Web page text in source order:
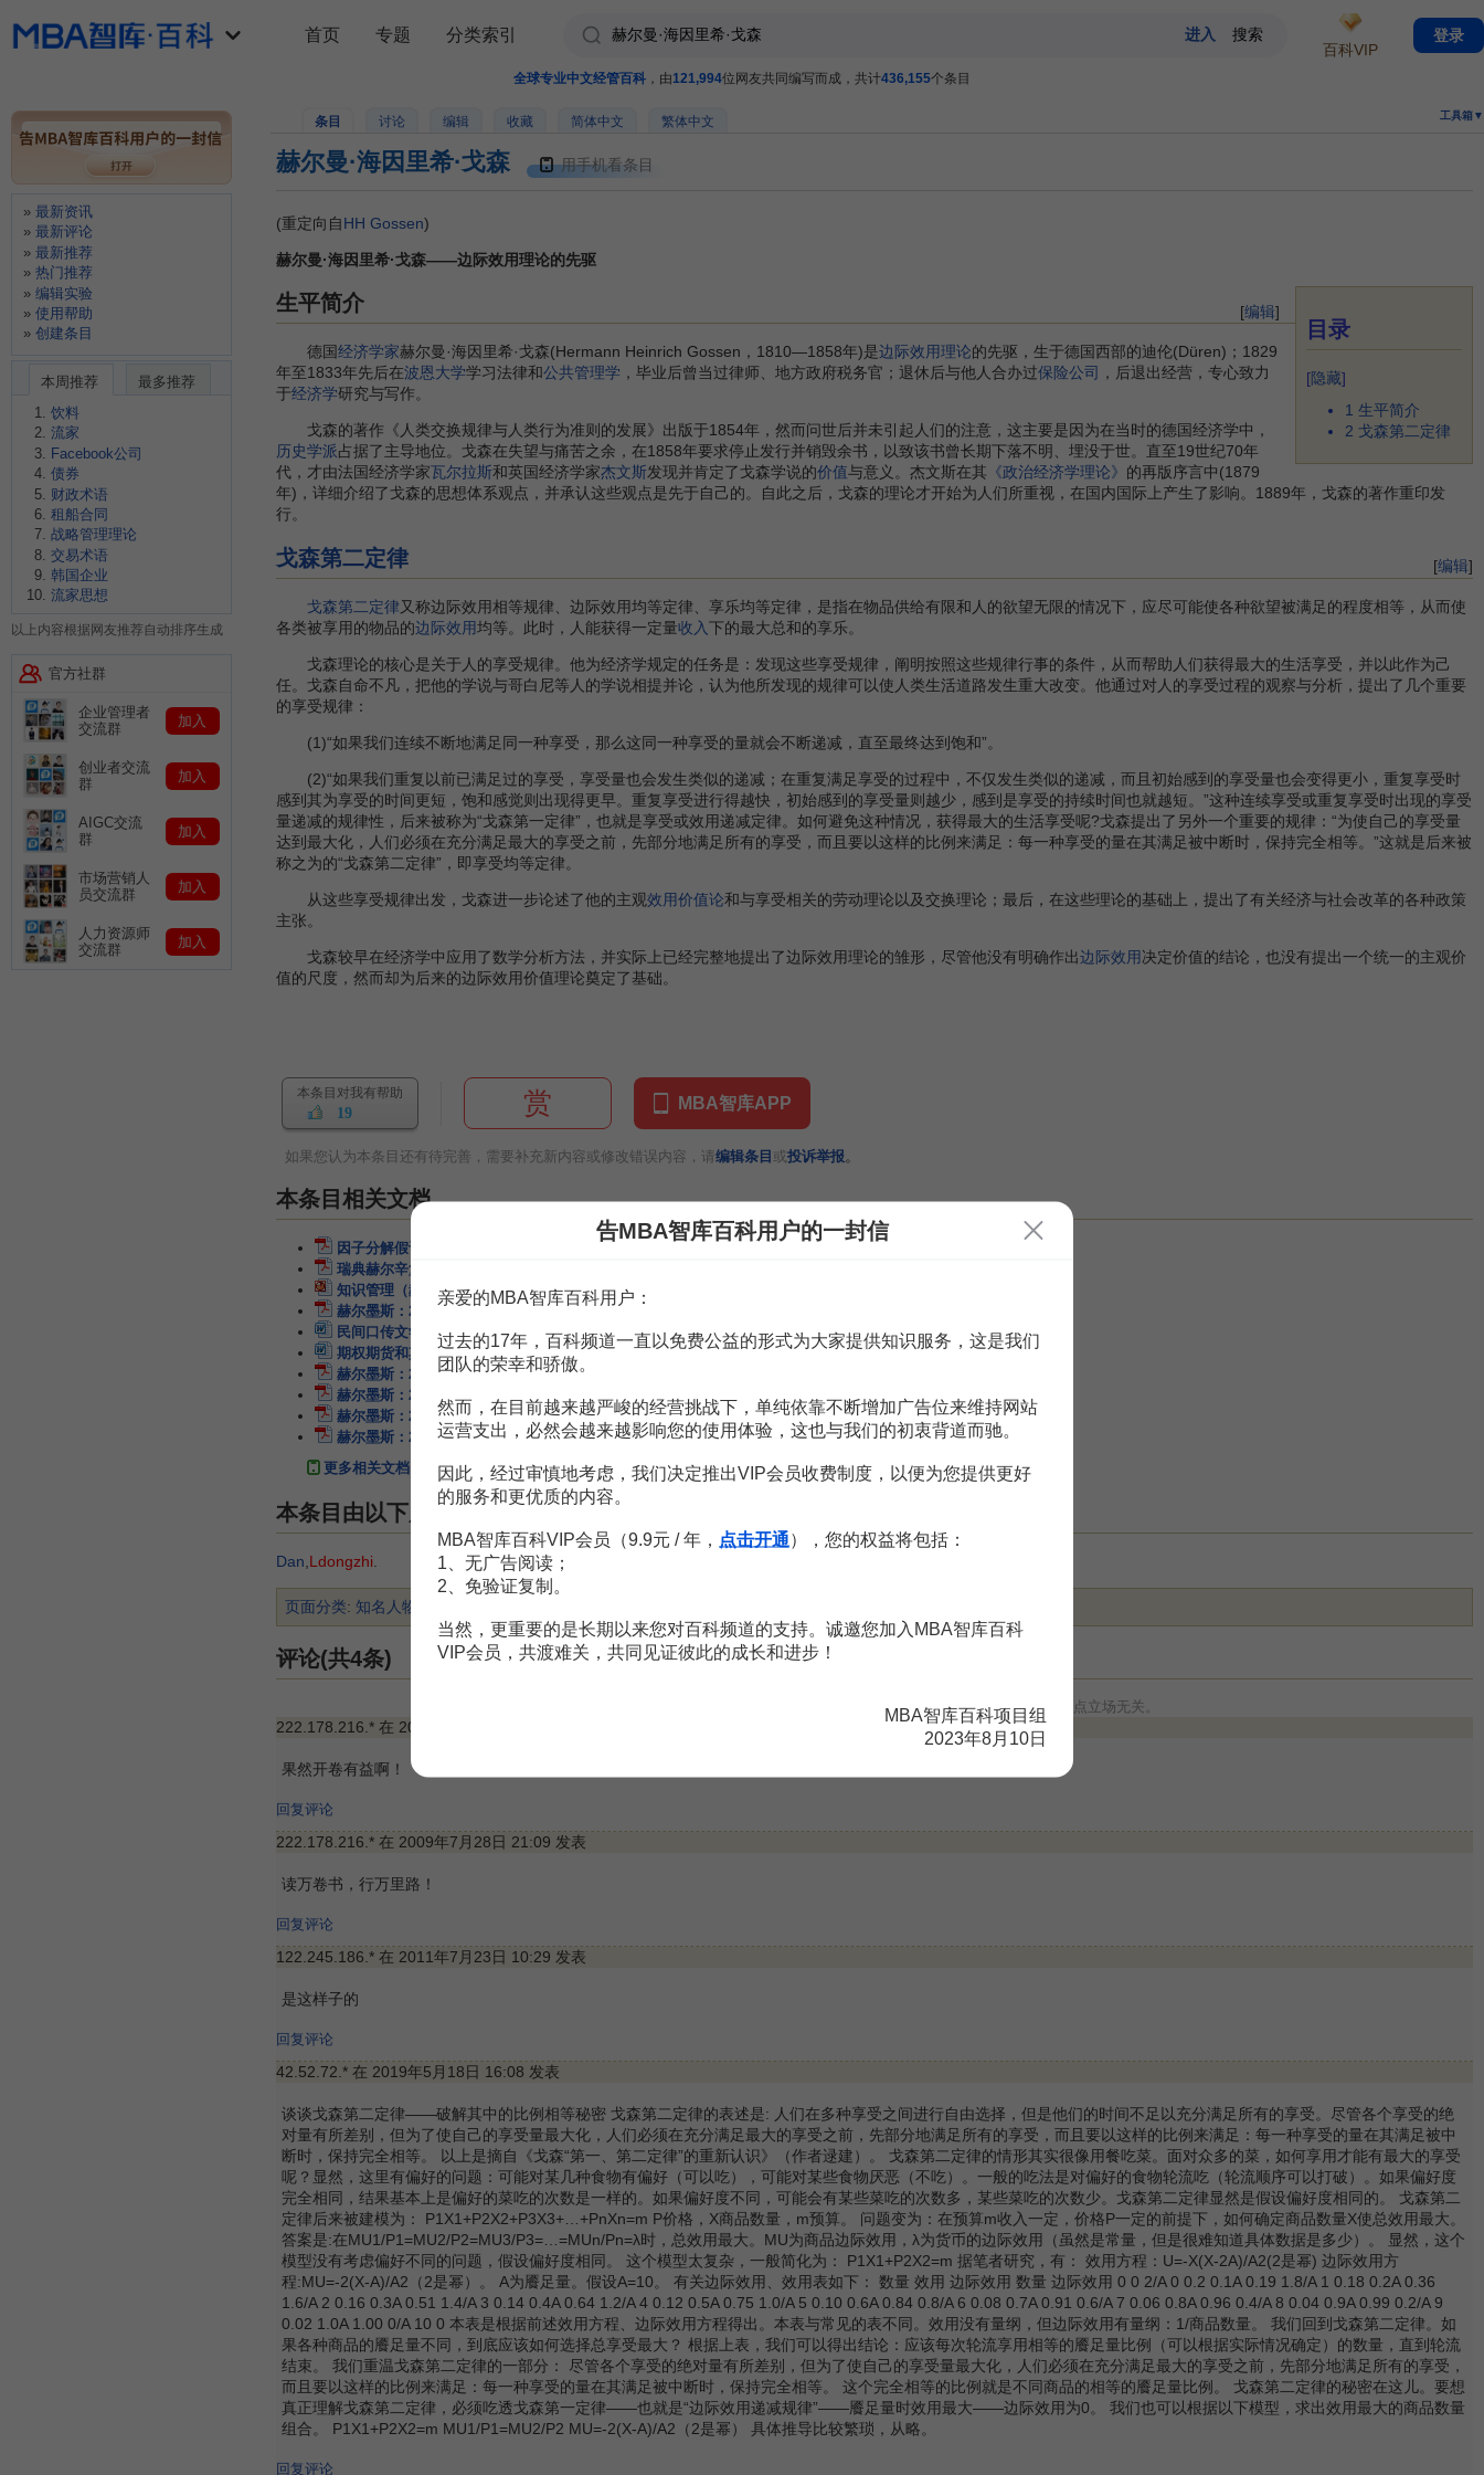
全球专业中文经管百科 ，由121,994位网友共同编写而成，共计436,155个条目
条目 讨论 编辑 收藏 简体中文 繁体中文 工具箱▼
赫尔曼·海因里希·戈森 用手机看条目
(重定向自HH Gossen)
赫尔曼·海因里希·戈森——边际效用理论的先驱
目录
[隐藏]
1 生平简介
2 戈森第二定律
[编辑]
生平简介
德国经济学家赫尔曼·海因里希·戈森(Hermann Heinrich Gossen，1810—1858年)是边际效用理论的先驱，生于德国西部的迪伦(Düren)；1829
年至1833年先后在波恩大学学习法律和公共管理学 ，毕业后曾当过律师、地方政府税务官；退休后与他人合办过保险公司 ，后退出经营，专心致力
于经济学研究与写作。
戈森的著作《人类交换规律与人类行为准则的发展》出版于1854年，然而问世后并未引起人们的注意，这主要是因为在当时的德国经济学中，
历史学派占据了主导地位。戈森在失望与痛苦之余，在1858年要求停止发行并销毁余书，以致该书曾长期下落不明、埋没于世。直至19世纪70年
代，才由法国经济学家瓦尔拉斯和英国经济学家杰文斯发现并肯定了戈森学说的价值与意义。杰文斯在其 《政治经济学理论》 的再版序言中(1879
年)，详细介绍了戈森的思想体系观点，并承认这些观点是先于自己的。自此之后，戈森的理论才开始为人们所重视，在国内国际上产生了影响。1889年，戈森的著作重印发
行。
[编辑]
戈森第二定律
戈森第二定律又称边际效用相等规律、边际效用均等定律、享乐均等定律，是指在物品供给有限和人的欲望无限的情况下，应尽可能使各种欲望被满足的程度相等，从而使
各类被享用的物品的边际效用均等。此时，人能获得一定量收入下的最大总和的享乐。
戈森理论的核心是关于人的享受规律。他为经济学规定的任务是：发现这些享受规律，阐明按照这些规律行事的条件，从而帮助人们获得最大的生活享受，并以此作为己
任。戈森自命不凡，把他的学说与哥白尼等人的学说相提并论，认为他所发现的规律可以使人类生活道路发生重大改变。他通过对人的享受过程的观察与分析，提出了几个重要
的享受规律：
(1)“如果我们连续不断地满足同一种享受，那么这同一种享受的量就会不断递减，直至最终达到饱和”。
(2)“如果我们重复以前已满足过的享受，享受量也会发生类似的递减；在重复满足享受的过程中，不仅发生类似的递减，而且初始感到的享受量也会变得更小，重复享受时
感到其为享受的时间更短，饱和感觉则出现得更早。重复享受进行得越快，初始感到的享受量则越少，感到是享受的持续时间也就越短。”这种连续享受或重复享受时出现的享受
量递减的规律性，后来被称为“戈森第一定律”，也就是享受或效用递减定律。如何避免这种情况，获得最大的生活享受呢?戈森提出了另外一个重要的规律：“为使自己的享受量
达到最大化，人们必须在充分满足最大的享受之前，先部分地满足所有的享受，而且要以这样的比例来满足：每一种享受的量在其满足被中断时，保持完全相等。”这就是后来被
称之为的“戈森第二定律”，即享受均等定律。
从这些享受规律出发，戈森进一步论述了他的主观效用价值论和与享受相关的劳动理论以及交换理论；最后，在这些理论的基础上，提出了有关经济与社会改革的各种政策
主张。
戈森较早在经济学中应用了数学分析方法，并实际上已经完整地提出了边际效用理论的雏形，尽管他没有明确作出边际效用决定价值的结论，也没有提出一个统一的主观价
值的尺度，然而却为后来的边际效用价值理论奠定了基础。
本条目对我有帮助
19 赏 MBA智库APP
如果您认为本条目还有待完善，需要补充新内容或修改错误内容，请 编辑条目 或投诉举报。
本条目相关文档
因子分解假设的复合模广义迪菲赫尔曼问题的伪随机提取
瑞典赫尔辛堡城市设计
知识管理（赫尔辛基） 92页
赫尔墨斯：2020年年度报告
125页
民间口传文学翻译的赫尔墨斯困境 3页
期权期货和其它衍生产品约翰赫尔答案 54页
赫尔墨斯：2021年半年度报告 93页
赫尔墨斯：2022年半年度报告
96页
赫尔墨斯：2020年年度报告摘要 6页
赫尔墨斯：2022年年度报告摘要 5页
更多相关文档
本条目由以下用户参与贡献
Dan Ldongzhi
页面分类: 知名人物
评论(共4条)
赫尔曼·海因里希·戈森 "展开的讨论，与本站观点立场无关。
222.178.216.* 在 2009年7月28日 21:08 发表
果然开卷有益啊！
回复评论
222.178.216.* 在 2009年7月28日 21:09 发表
读万卷书，行万里路！
回复评论
122.245.186.* 在 2011年7月23日 10:29 发表
是这样子的
回复评论
42.52.72.* 在 2019年5月18日 16:08 发表
谈谈戈森第二定律——破解其中的比例相等秘密 戈森第二定律的表述是: 人们在多种享受之间进行自由选择，但是他们的时间不足以充分满足所有的享受。尽管各个享受的绝
对量有所差别，但为了使自己的享受量最大化，人们必须在充分满足最大的享受之前，先部分地满足所有的享受，而且要以这样的比例来满足：每一种享受的量在其满足被中
断时，保持完全相等。 以上是摘自《戈森“第一、第二定律”的重新认识》（作者逯建）。 戈森第二定律的情形其实很像用餐吃菜。面对众多的菜，如何享用才能有最大的享受
呢？显然，这里有偏好的问题：可能对某几种食物有偏好（可以吃），可能对某些食物厌恶（不吃）。一般的吃法是对偏好的食物轮流吃（轮流顺序可以打破）。如果偏好度
完全相同，结果基本上是偏好的菜吃的次数是一样的。如果偏好度不同，可能会有某些菜吃的次数多，某些菜吃的次数少。戈森第二定律显然是假设偏好度相同的。 戈森第二
定律后来被建模为： P1X1+P2X2+P3X3+…+PnXn=m P价格，X商品数量，m预算。 问题变为：在预算m收入一定，价格P一定的前提下，如何确定商品数量X使总效用最大。
答案是:在MU1/P1=MU2/P2=MU3/P3=…=MUn/Pn=λ时，总效用最大。MU为商品边际效用，λ为货币的边际效用（虽然是常量，但是很难知道具体数据是多少）。 显然，这个
模型没有考虑偏好不同的问题，假设偏好度相同。 这个模型太复杂，一般简化为： P1X1+P2X2=m 据笔者研究，有： 效用方程：U=-X(X-2A)/A2(2是幂) 边际效用方
程:MU=-2(X-A)/A2（2是幂）。 A为餍足量。假设A=10。 有关边际效用、效用表如下： 数量 效用 边际效用 数量 边际效用 0 0 2/A 0 0.2 0.1A 0.19 1.8/A 1 0.18 0.2A 0.36
1.6/A 2 0.16 0.3A 0.51 1.4/A 3 0.14 0.4A 0.64 1.2/A 4 0.12 0.5A 0.75 1.0/A 5 0.10 0.6A 0.84 0.8/A 6 0.08 0.7A 0.91 0.6/A 7 0.06 0.8A 0.96 0.4/A 8 0.04 0.9A 0.99 0.2/A 9
0.02 1.0A 1.00 0/A 10 0 本表是根据前述效用方程、边际效用方程得出。本表与常见的表不同。效用没有量纲，但边际效用有量纲：1/商品数量。 我们回到戈森第二定律。如
果各种商品的餍足量不同，到底应该如何选择总享受最大？ 根据上表，我们可以得出结论：应该每次轮流享用相等的餍足量比例（可以根据实际情况确定）的数量，直到轮流
结束。 我们重温戈森第二定律的一部分： 尽管各个享受的绝对量有所差别，但为了使自己的享受量最大化，人们必须在充分满足最大的享受之前，先部分地满足所有的享受，
而且要以这样的比例来满足：每一种享受的量在其满足被中断时，保持完全相等。 这个完全相等的比例就是不同商品的相等的餍足量比例。 戈森第二定律的秘密在这儿。要想
真正理解戈森第二定律，必须吃透戈森第一定律——也就是“边际效用递减规律”——餍足量时效用最大——边际效用为0。 我们也可以根据以下模型，求出效用最大的商品数量
组合。 P1X1+P2X2=m MU1/P1=MU2/P2 MU=-2(X-A)/A2（2是幂） 具体推导比较繁琐，从略。
回复评论
首页 专题 分类索引
百科VIP
登录
最新资讯
最新评论
最新推荐
热门推荐
编辑实验
使用帮助
创建条目
本周推荐
最多推荐
饮料
流家
Facebook公司
债券
财政术语
租船合同
战略管理理论
交易术语
韩国企业
流家思想
以上内容根据网友推荐自动排序生成
官方社群
企业管理者
交流群
加入
创业者交流
群
加入
AIGC交流
群
加入
市场营销人
员交流群
加入
人力资源师
交流群
加入
告MBA智库百科用户的一封信
亲爱的MBA智库百科用户：
过去的17年，百科频道一直以免费公益的形式为大家提供知识服务，这是我们
团队的荣幸和骄傲。
然而，在目前越来越严峻的经营挑战下，单纯依靠不断增加广告位来维持网站
运营支出，必然会越来越影响您的使用体验，这也与我们的初衷背道而驰。
因此，经过审慎地考虑，我们决定推出VIP会员收费制度，以便为您提供更好
的服务和更优质的内容。
MBA智库百科VIP会员（9.9元 / 年， 点击开通），您的权益将包括：
1、无广告阅读；
2、免验证复制。
当然，更重要的是长期以来您对百科频道的支持。诚邀您加入MBA智库百科
VIP会员，共渡难关，共同见证彼此的成长和进步！
MBA智库百科项目组
2023年8月10日